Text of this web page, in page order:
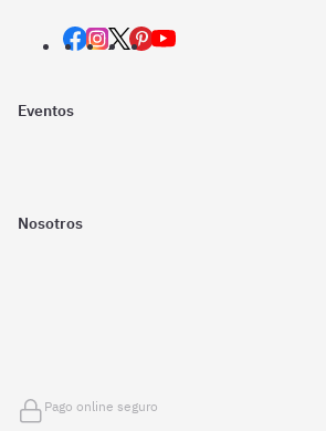
Eventos
Nosotros
Pago online seguro